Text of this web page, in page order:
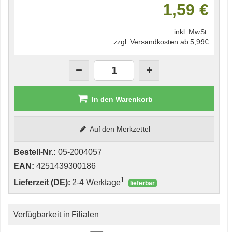
1,59 €
inkl. MwSt.
zzgl. Versandkosten ab 5,99€
In den Warenkorb
Auf den Merkzettel
Bestell-Nr.: 05-2004057
EAN: 4251439300186
Lieferzeit (DE): 2-4 Werktage1 lieferbar
Verfügbarkeit in Filialen